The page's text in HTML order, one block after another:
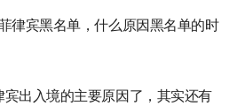
律宾黑名单，什么原因黑名单的时
出入境的主要原因了，其实还有